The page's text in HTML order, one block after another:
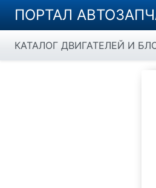
ПОРТАЛ
КАТАЛОГ ДВИГАТЕЛЕЙ И